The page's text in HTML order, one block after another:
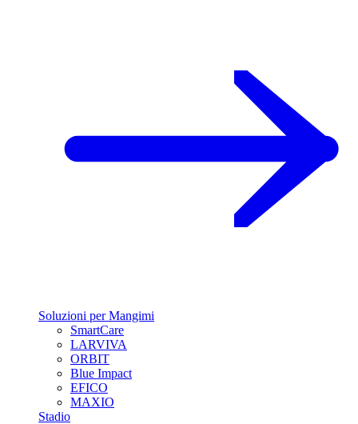
Soluzioni per Mangimi
SmartCare
LARVIVA
ORBIT
Blue Impact
EFICO
MAXIO
Stadio